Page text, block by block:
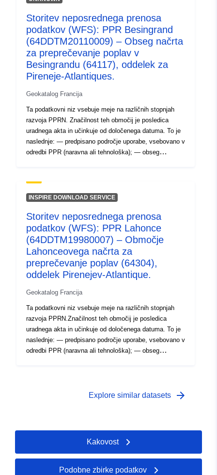
tabela vsebuje najmanj predpisane obsege za RPP v
predpisanem stanju ter predpisane obsege
izpostavljenosti tveganju za odobrene RPP.
Storitev neposrednega prenosa
podatkov (WFS): PPR Besingrand
(64DDTM20110009) – Obseg načrta
za preprečevanje poplav v
Besingrandu (64117), oddelek za
Pireneje-Atlantiques.
Geokatalog Francija
Ta podatkovni niz vsebuje meje na različnih stopnjah
razvoja PPRN. Značilnost teh območij je posledica
uradnega akta in učinkuje od določenega datuma. To je
naslednje: — predpisano področje uporabe, vsebovano v
odredbi PPR (naravna ali tehnološka); — obseg
PPRN in PM3 za PPRT); — obseg študije, ki ustreza
ovojnici, v kateri so bile proučene nevarnosti.
tabela vsebuje najmanj predpisane obsege za RPP v
predpisanem stanju ter predpisane obsege
izpostavljenosti tveganju za odobrene RPP.
INSPIRE DOWNLOAD SERVICE
Storitev neposrednega prenosa
podatkov (WFS): PPR Lahonce
(64DDTM19980007) – Območje
Lahonceovega načrta za
preprečevanje poplav (64304),
oddelek Pirenejev-Atlantique.
Geokatalog Francija
Ta podatkovni niz vsebuje meje na različnih stopnjah
razvoja PPRN.Značilnost teh območij je posledica
uradnega akta in učinkuje od določenega datuma. To je
naslednje: — predpisano področje uporabe, vsebovano v
odredbi PPR (naravna ali tehnološka); — obseg
ovojnici, v kateri so bile proučene nevarnosti.
Explore similar datasets arrow_forward
Kakovost
Podobne zbirke podatkov